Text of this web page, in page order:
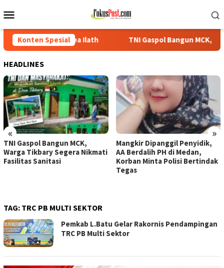
ke
Mobile
Konten Spesial
Ilath TNI Gaspol Bangun MCK, Warga Tikbary Segera
HEADLINES
« »
TNI Gaspol Bangun MCK,
Warga Tikbary Segera Nikmati
Fasilitas Sanitasi
Mangkir Dipanggil Penyidik,
AA Berdalih PH di Medan,
Korban Minta Polisi Bertindak
Tegas
TAG: TRC PB MULTI SEKTOR
Pemkab L.Batu Gelar Rakornis Pendampingan
TRC PB Multi Sektor